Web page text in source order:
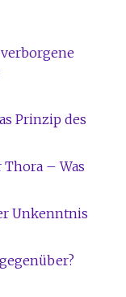
Prinzip des
– Was
Unkenntnis